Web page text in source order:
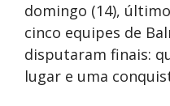
domingo (14),
cinco equipes de
disputaram finais:
lugar e uma